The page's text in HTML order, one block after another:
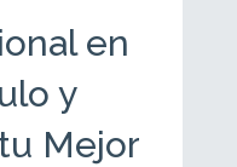
en
y
Mejor